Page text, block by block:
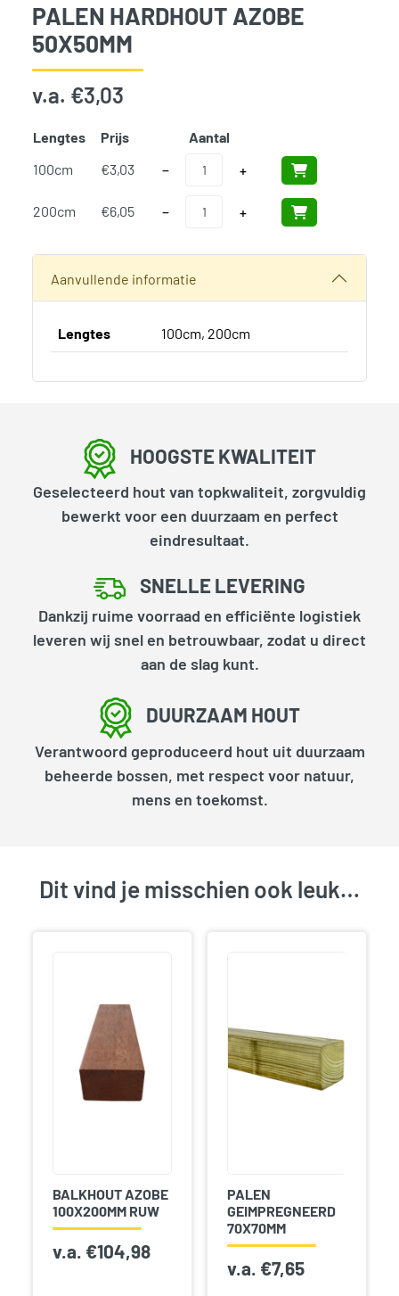
PALEN HARDHOUT AZOBE
50X50MM
v.a. €3,03
Lengtes Prijs Aantal
100cm
€3,03 −
Palen Hardhout Azobe 50x50mm aantal
+
200cm €6,05 −
Palen Hardhout Azobe 50x50mm aantal
+
Aanvullende informatie
Lengtes 100cm, 200cm
HOOGSTE KWALITEIT
Geselecteerd hout van topkwaliteit, zorgvuldig
bewerkt voor een duurzaam en perfect
eindresultaat.
SNELLE LEVERING
Dankzij ruime voorraad en efficiënte logistiek
leveren wij snel en betrouwbaar, zodat u direct
aan de slag kunt.
DUURZAAM HOUT
Verantwoord geproduceerd hout uit duurzaam
beheerde bossen, met respect voor natuur,
mens en toekomst.
Dit vind je misschien ook leuk…
BALKHOUT AZOBE
100X200MM RUW
v.a. €104,98
PALEN
GEIMPREGNEERD
70X70MM
v.a. €7,65